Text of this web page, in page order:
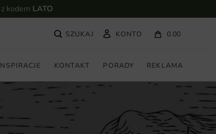
kodem LATO
KONTO 0.00
KONTAKT PORADY REKLAMA